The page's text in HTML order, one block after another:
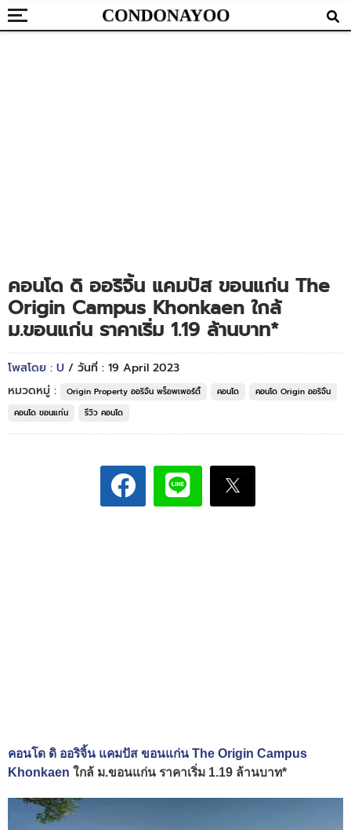
คอนโด ดิ ออริจิ้น แคมปัส ขอนแก่น The
Origin Campus Khonkaen ใกล้
ม.ขอนแก่น ราคาเริ่ม 1.19 ล้านบาท*
โพสโดย : U / วันที่ : 19 April 2023
หมวดหมู่ :
Origin Property ออริจิ้น พร็อพเพอร์ตี้ คอนโด
คอนโด Origin ออริจิ้น
คอนโด ขอนแก่น
รีวิว คอนโด
คอนโด ดิ ออริจิ้น แคมปัส ขอนแก่น The Origin Campus
Khonkaen ใกล้ ม.ขอนแก่น ราคาเริ่ม 1.19 ล้านบาท*